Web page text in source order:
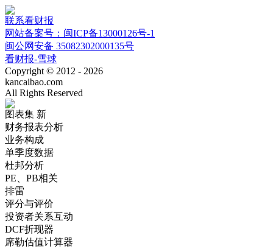
联系看财报
网站备案号：闽ICP备13000126号-1
闽公网安备 35082302000135号
看财报-雪球
Copyright © 2012 - 2026
kancaibao.com
All Rights Reserved
图表集 新
财务报表分析
业务构成
单季度数据
杜邦分析
PE、PB相关
排雷
评分与评价
投资者关系互动
DCF折现器
席勒估值计算器